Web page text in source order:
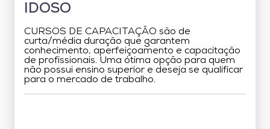
IDOSO
CURSOS DE CAPACITAÇÃO são de
curta/média duração que garantem
conhecimento, aperfeiçoamento e capacitação
de profissionais. Uma ótima opção para quem
não possui ensino superior e deseja se qualificar
para o mercado de trabalho.